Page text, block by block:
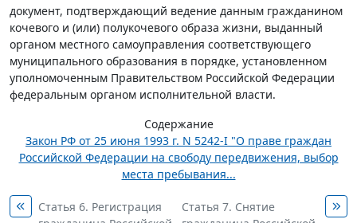
документ, подтверждающий ведение данным гражданином
кочевого и (или) полукочевого образа жизни, выданный
органом местного самоуправления соответствующего
муниципального образования в порядке, установленном
уполномоченным Правительством Российской Федерации
федеральным органом исполнительной власти.
Содержание
Закон РФ от 25 июня 1993 г. N 5242-I "О праве граждан
Российской Федерации на свободу передвижения, выбор
места пребывания...
Статья 6. Регистрация
Статья 7. Снятие